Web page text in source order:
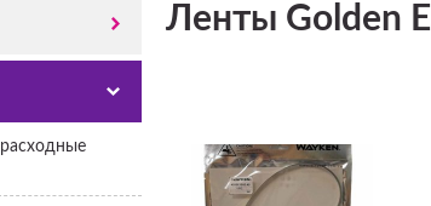
Ленты Golden